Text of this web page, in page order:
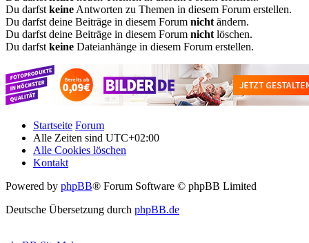
Du darfstkeineAntworten zu Themen in diesem Forum erstellen.
Du darfst deine Beiträge in diesem Forum nichtändern.
Du darfst deine Beiträge in diesem Forum nichtlöschen.
Du darfstkeine Dateianhänge in diesem Forum erstellen.
Startseite Forum
Alle Zeiten sind UTC+02:00
Alle Cookies löschen
Kontakt
Powered by phpBB® Forum Software © phpBB Limited
Deutsche Übersetzung durch phpBB.de